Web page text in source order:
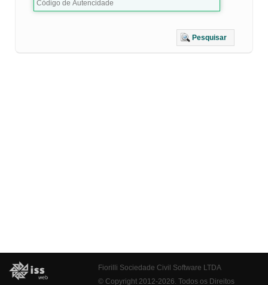
Pesquisar
Fiorilli Sociedade Civil Software LTDA
© Copyright 2012-2026. Todos os Direitos